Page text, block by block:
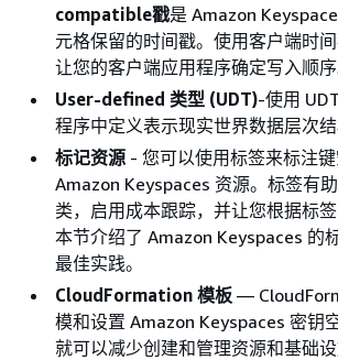
compatible戳是 Amazon
元格保留的时间戳。使用客户端时间
让您的客户端应用程序确定写入顺序
User-defined 类型 (UDT)-使用
程序中定义表示现实世界数据层次结
标记资源 - 您可以使用标签来标注
Amazon Keyspaces 资源。标签有
类，启用成本跟踪，并让您根据标签
本节介绍了 Amazon Keyspaces 的
最佳实践。
CloudFormation 模板 —
模和设置 Amazon Keyspaces 密钥
就可以减少创建和管理资源和基础